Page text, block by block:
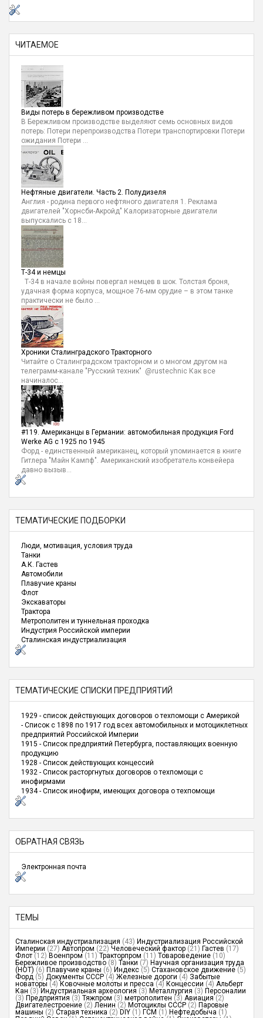
ЧИТАЕМОЕ
Виды потерь в бережливом производстве
В Бережливом производстве выделяют семь основных видов
потерь: Потери перепроизводства Потери транспортировки Потери
ожидания Потери ...
Нефтяные двигатели. Часть 2. Полудизеля
Англия - родина первого нефтяного двигателя 1. Реклама
двигателей "Хорнсби-Акройд" Калоризаторные двигатели
выпускались с 18...
Т-34 и немцы
Т-34 в начале войны повергал немцев в шок. Толстая броня,
удачная форма корпуса, мощное 76-мм орудие – в этом танке
практически не было ...
Хроники Сталинградского Тракторного
Читайте о Сталинградском тракторном и о многом другом на
телеграмм-канале "Русский техник" @rustechnic Как все
начиналос...
#119. Американцы в Германии: автомобильная продукция Ford
Werke AG с 1925 по 1945
Форд - единственный американец, который упоминается в книге
Гитлера "Майн Кампф". Американский изобретатель конвейера
давно вызыв...
ТЕМАТИЧЕСКИЕ ПОДБОРКИ
Люди, мотивация, условия труда
Танки
А.К. Гастев
Автомобили
Плавучие краны
Флот
Экскаваторы
Трактора
Метрополитен и туннельная проходка
Индустрия Российской империи
Сталинская индустриализация
ТЕМАТИЧЕСКИЕ СПИСКИ ПРЕДПРИЯТИЙ
1929 - список действующих договоров о техпомощи с Америкой
- Список с 1898 по 1917 год всех автомобильных и мотоциклетных
предприятий Российской Империи
1915 - Список предприятий Петербурга, поставляющих военную
продукцию
1928 - Список действующих концессий
1932 - Список расторгнутых договоров о техпомощи с
инофирмами
1934 - Список инофирм, имеющих договора о техпомощи
ОБРАТНАЯ СВЯЗЬ
Электронная почта
ТЕМЫ
Сталинская индустриализация (43) Индустриализация Российской
Империи (27) Автопром (22) Человеческий фактор (21) Гастев (17)
Флот (12) Военпром (11) Тракторпром (11) Товароведение (10)
Бережливое производство (8) Танки (7) Научная организация труда
(НОТ) (6) Плавучие краны (6) Индекс (5) Стахановское движение (5)
Форд (5) Документы СССР (4) Железные дороги (4) Забытые
новаторы (4) Ковочные молоты и пресса (4) Концессии (4) Альберт
Кан (3) Индустриальная археология (3) Металлургия (3) Персоналии
(3) Предприятия (3) Тяжпром (3) метрополитен (3) Авиация (2)
Двигателестроение (2) Ленин (2) Мотоциклы СССР (2) Паровые
машины (2) Старая техника (2) DIY (1) ГСМ (1) Нефтедобыча (1)